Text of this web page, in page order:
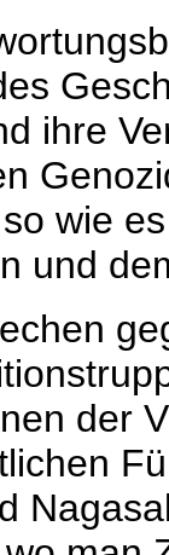
ihre
wie
und
der